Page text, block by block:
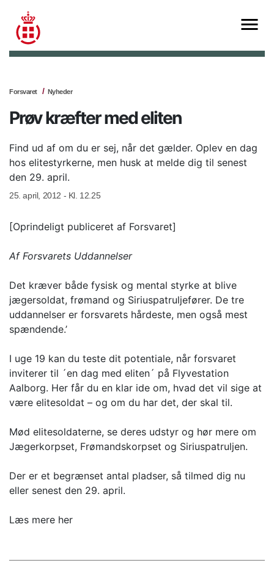
Forsvaret Nyheder
Prøv kræfter med eliten
Find ud af om du er sej, når det gælder. Oplev en dag
hos elitestyrkerne, men husk at melde dig til senest
den 29. april.
25. april, 2012 - Kl. 12.25
[Oprindeligt publiceret af Forsvaret]
Af Forsvarets Uddannelser
Det kræver både fysisk og mental styrke at blive
jægersoldat, frømand og Siriuspatruljefører. De tre
uddannelser er forsvarets hårdeste, men også mest
spændende.’
I uge 19 kan du teste dit potentiale, når forsvaret
inviterer til ´en dag med eliten´ på Flyvestation
Aalborg. Her får du en klar ide om, hvad det vil sige at
være elitesoldat – og om du har det, der skal til.
Mød elitesoldaterne, se deres udstyr og hør mere om
Jægerkorpset, Frømandskorpset og Siriuspatruljen.
Der er et begrænset antal pladser, så tilmed dig nu
eller senest den 29. april.
Læs mere her